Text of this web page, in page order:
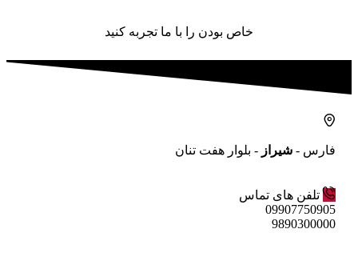
خاص بودن را با ما تجربه کنید
فارس - شیراز - بلوار هفت تنان
تلفن های تماس
09907750905
9890300000